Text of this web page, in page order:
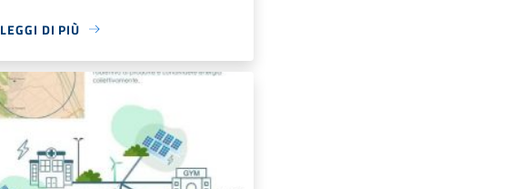
LEGGI DI PIÙ